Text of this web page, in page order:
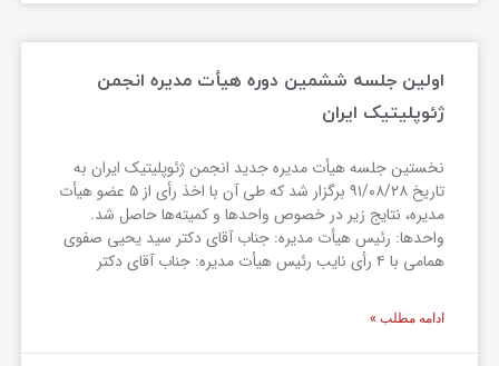
اولین جلسه ششمین دوره هیأت مدیره انجمن
ژئوپلیتیک ایران
نخستین جلسه هیأت مدیره جدید انجمن ژئوپلیتیک ایران به
تاریخ ۹۱/۰۸/۲۸ برگزار شد که طی آن با اخذ رأی از ۵ عضو هیأت
مدیره، نتایج زیر در خصوص واحد‌ها و کمیته‌ها حاصل شد.
واحد‌ها: رئیس هیأت مدیره: جناب آقای دکتر سید یحیی صفوی
همامی با ۴ رأی نایب رئیس هیأت مدیره: جناب آقای دکتر
ادامه مطلب »